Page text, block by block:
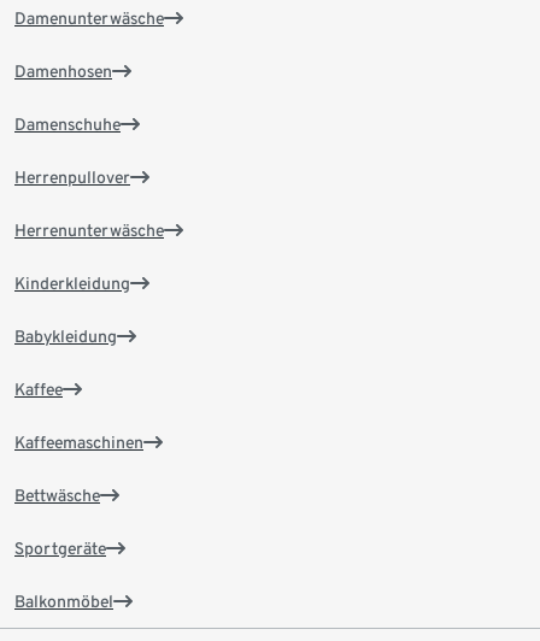
Damenunterwäsche
Damenhosen
Damenschuhe
Herrenpullover
Herrenunterwäsche
Kinderkleidung
Babykleidung
Kaffee
Kaffeemaschinen
Bettwäsche
Sportgeräte
Balkonmöbel